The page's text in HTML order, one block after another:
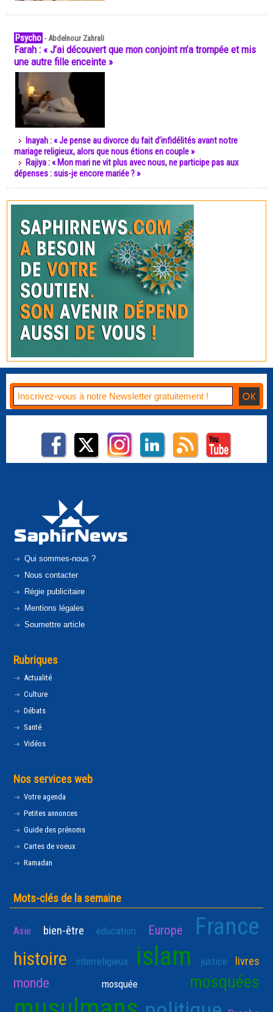
Psycho -Abdelnour Zahrali
Farah : « J’ai découvert que mon conjoint m’a trompée et mis
une autre fille enceinte »
Inayah : « Je pense au divorce du fait d’infidélités avant notre
mariage religieux, alors que nous étions en couple »
Rajiya : « Mon mari ne vit plus avec nous, ne participe pas aux
dépenses : suis-je encore mariée ? »
Qui sommes-nous ?
Nous contacter
Régie publicitaire
Mentions légales
Soumettre article
Rubriques
Actualité
Culture
Débats
Santé
Vidéos
Nos services web
Votre agenda
Petites annonces
Guide des prénoms
Cartes de voeux
Ramadan
Mots-clés de la semaine
Asie bien-être éducation Europe France
histoire interreligieux islam justice livres
monde mosquée mosquées